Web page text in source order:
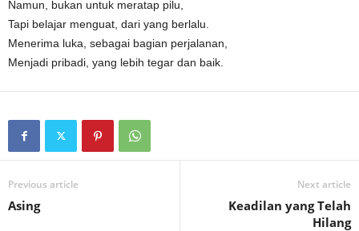
Namun, bukan untuk meratap pilu,
Tapi belajar menguat, dari yang berlalu.
Menerima luka, sebagai bagian perjalanan,
Menjadi pribadi, yang lebih tegar dan baik.
Previous article
Asing
Next article
Keadilan yang Telah
Hilang